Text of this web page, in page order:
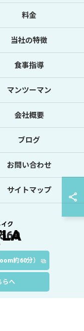
約60分）
らへ
料金
当社の特徴
食事指導
マンツーマン
会社概要
ブログ
お問い合わせ
サイトマップ
ボディメイクSHIFLA ALL